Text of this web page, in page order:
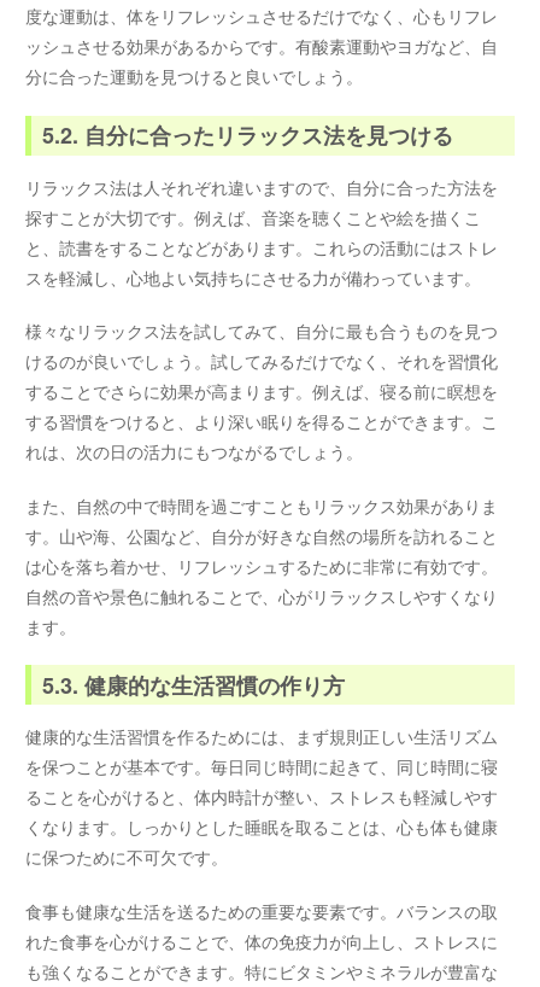
度な運動は、体をリフレッシュさせるだけでなく、心もリフレ
ッシュさせる効果があるからです。有酸素運動やヨガなど、自
分に合った運動を見つけると良いでしょう。
5.2. 自分に合ったリラックス法を見つける
リラックス法は人それぞれ違いますので、自分に合った方法を
探すことが大切です。例えば、音楽を聴くことや絵を描くこ
と、読書をすることなどがあります。これらの活動にはストレ
スを軽減し、心地よい気持ちにさせる力が備わっています。
様々なリラックス法を試してみて、自分に最も合うものを見つ
けるのが良いでしょう。試してみるだけでなく、それを習慣化
することでさらに効果が高まります。例えば、寝る前に瞑想を
する習慣をつけると、より深い眠りを得ることができます。こ
れは、次の日の活力にもつながるでしょう。
また、自然の中で時間を過ごすこともリラックス効果がありま
す。山や海、公園など、自分が好きな自然の場所を訪れること
は心を落ち着かせ、リフレッシュするために非常に有効です。
自然の音や景色に触れることで、心がリラックスしやすくなり
ます。
5.3. 健康的な生活習慣の作り方
健康的な生活習慣を作るためには、まず規則正しい生活リズム
を保つことが基本です。毎日同じ時間に起きて、同じ時間に寝
ることを心がけると、体内時計が整い、ストレスも軽減しやす
くなります。しっかりとした睡眠を取ることは、心も体も健康
に保つために不可欠です。
食事も健康な生活を送るための重要な要素です。バランスの取
れた食事を心がけることで、体の免疫力が向上し、ストレスに
も強くなることができます。特にビタミンやミネラルが豊富な